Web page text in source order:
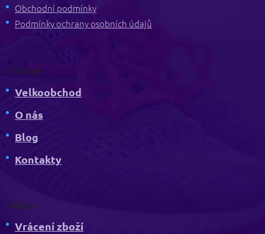
Obchodní podmínky
Podmínky ochrany osobních údajů
O firmě
Velkoobchod
O nás
Blog
Kontakty
Nákup
Vrácení zboží